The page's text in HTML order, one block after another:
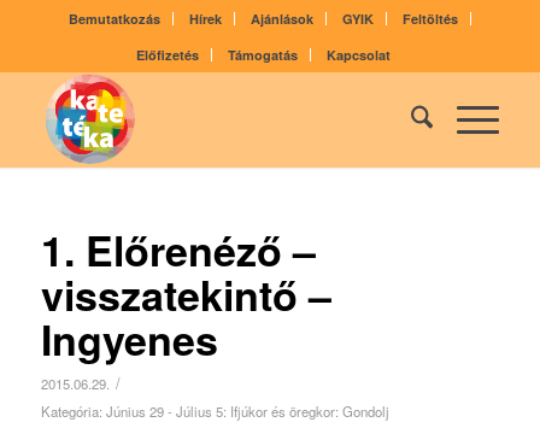
Bemutatkozás Hírek Ajánlások GYIK
Feltöltés
Előfizetés
Támogatás Kapcsolat
1. Előrenéző –
visszatekintő –
Ingyenes
2015.06.29. /
Kategória: Június 29 - Július 5: Ifjúkor és öregkor: Gondolj